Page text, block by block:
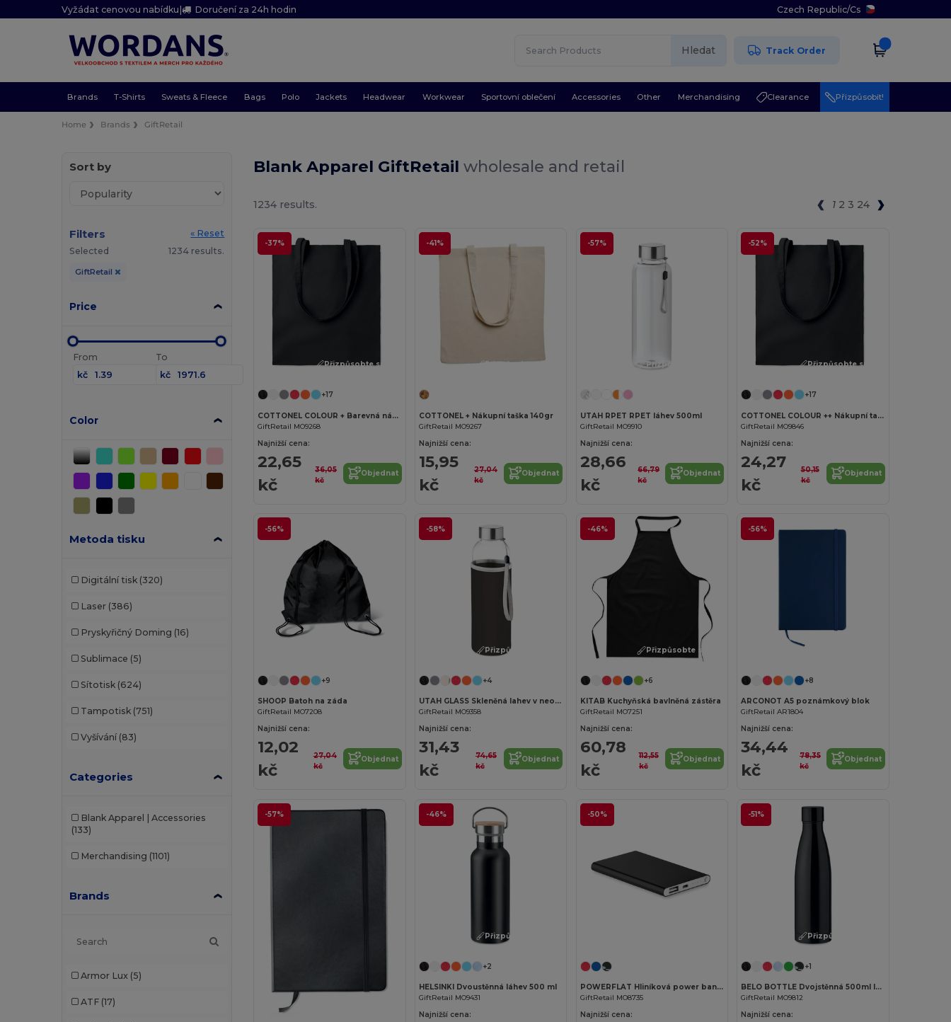
Vyžádat cenovou nabídku| Doručení za 24h hodin Czech Republic/Cs
Hledat Track Order
Brands T-Shirts Sweats & Fleece Bags Polo Jackets Headwear Workwear Sportovní oblečení Accessories Other Merchandising Clearance Přizpůsobit!
Home Brands GiftRetail
Sort by
Filters
« Reset
Selected
1234 results.
GiftRetail
Price
From
kč
To
kč
Color
Metoda tisku
Digitální tisk (320)
Laser (386)
Pryskyřičný Doming (16)
Sublimace (5)
Sítotisk (624)
Tampotisk (751)
Vyšívání (83)
Categories
Blank Apparel | Accessories
(133)
Merchandising (1101)
Brands
Armor Lux (5)
ATF (17)
Blank Apparel GiftRetailwholesale and retail
1234 results. 1 2 3 24
-37%
Přizpůsobte si to!
+17
COTTONEL COLOUR + Barevná nákupní taška
GiftRetail MO9268
Najnižší cena:
22,65
kč
36,05
kč
Objednat
-41%
Přizpůsobte si to!
COTTONEL + Nákupní taška 140gr
GiftRetail MO9267
Najnižší cena:
15,95
kč
27,04
kč
Objednat
-57%
Přizpůsobte si to!
UTAH RPET RPET láhev 500ml
GiftRetail MO9910
Najnižší cena:
28,66
kč
66,79
kč
Objednat
-52%
Přizpůsobte si to!
+17
COTTONEL COLOUR ++ Nákupní taška z bavlny 180g
GiftRetail MO9846
Najnižší cena:
24,27
kč
50,15
kč
Objednat
-56%
+9
SHOOP Batoh na záda
GiftRetail MO7208
Najnižší cena:
12,02
kč
27,04
kč
Objednat
-58%
Přizpůsobte si to!
+4
UTAH GLASS Skleněná lahev v neoprenu
GiftRetail MO9358
Najnižší cena:
31,43
kč
74,65
kč
Objednat
-46%
Přizpůsobte si to!
+6
KITAB Kuchyňská bavlněná zástěra
GiftRetail MO7251
Najnižší cena:
60,78
kč
112,55
kč
Objednat
-56%
+8
ARCONOT A5 poznámkový blok
GiftRetail AR1804
Najnižší cena:
34,44
kč
78,35
kč
Objednat
-57% -46%
Přizpůsobte si to!
+2
HELSINKI Dvoustěnná láhev 500 ml
GiftRetail MO9431
Najnižší cena:
-50%
POWERFLAT Hliníková power banka 4000 Mah
GiftRetail MO8735
Najnižší cena:
-51%
Přizpůsobte si to!
+1
BELO BOTTLE Dvojstěnná 500ml láhev
GiftRetail MO9812
Najnižší cena: